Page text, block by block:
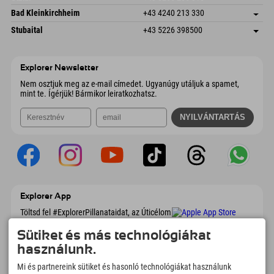
4573 Hinterstoder
Ausztria
Érkezési információk
Könyv
Gscheat 14
Ausztria
Cím mentése
Könyv
Bad Kleinkirchheim +43 4240 213 330
Dorfstraße 24
9546 Bad Kleinkirchheim
Cím mentése
Érkezési információk
Stubaital +43 5226 398500
Explorer Newsletter
Nem osztjuk meg az e-mail címedet. Ugyanúgy utáljuk a spamet,
mint te. Ígérjük! Bármikor leiratkozhatsz.
Explorer App
Töltsd fel #ExplorerPillanataidat, az Úticélom
című videódat foglalási áttekintéssel,
bakancslistával, étterem áttekintéssel és
még sok mással. Töltsd le most!
Sütiket és más technológiákat
használunk.
Mi és partnereink sütiket és hasonló technológiákat használunk